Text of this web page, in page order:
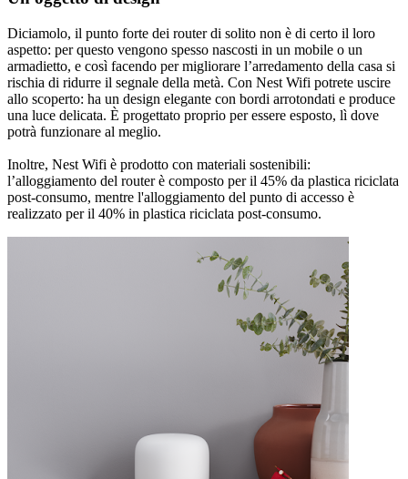
Diciamolo, il punto forte dei router di solito non è di certo il loro
aspetto: per questo vengono spesso nascosti in un mobile o un
armadietto, e così facendo per migliorare l’arredamento della casa si
rischia di ridurre il segnale della metà. Con Nest Wifi potrete uscire
allo scoperto: ha un design elegante con bordi arrotondati e produce
una luce delicata. È progettato proprio per essere esposto, lì dove
potrà funzionare al meglio.
Inoltre, Nest Wifi è prodotto con materiali sostenibili:
l’alloggiamento del router è composto per il 45% da plastica riciclata
post-consumo, mentre l'alloggiamento del punto di accesso è
realizzato per il 40% in plastica riciclata post-consumo.